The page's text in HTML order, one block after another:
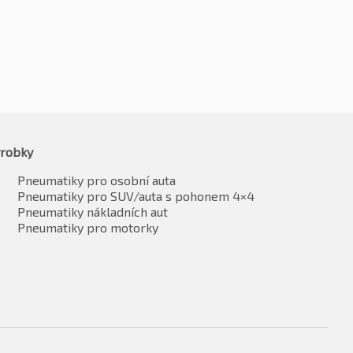
Pneumatiky pro osobní auta
Pneumatiky pro SUV/auta s pohonem 4×4
Pneumatiky nákladních aut
Pneumatiky pro motorky